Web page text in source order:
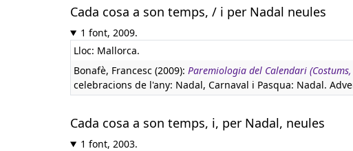
Cada cosa a son temps, / i per Nadal neules
1 font, 2009.
Lloc: Mallorca.
Bonafè, Francesc (2009): Paremiologia del Calendari
celebracions de l'any: Nadal, Carnaval i Pasqua: Nadal.
Cada cosa a son temps, i, per Nadal, neules
1 font, 2003.